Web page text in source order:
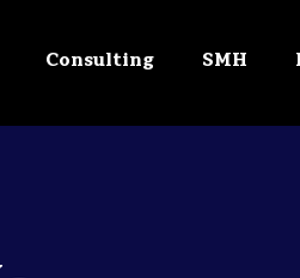
Consulting SMH